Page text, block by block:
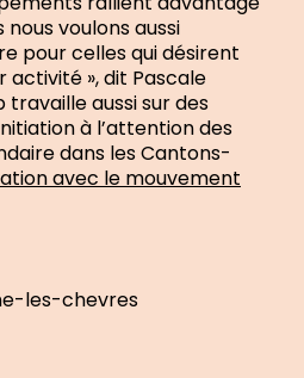
voulons aussi
pour celles qui désirent
activité », dit Pascale
travaille aussi sur des
à l’attention des
dans les Cantons-
avec le mouvement